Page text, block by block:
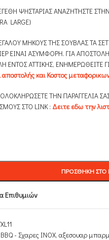
ΨΗΣΤΑΡΙΑΣ ΑΝΑΖΗΤΗΣΤΕ
LARGE)
ΜΗΚΟΥΣ ΤΗΣ ΣΟΥΒΛΑΣ ΤΑ
ΕΙΝΑΙ ΑΣΥΜΦΟΡΗ. ΓΙΑ
ΕΝΤΟΣ ΑΤΤΙΚΗΣ, ΕΝΗΜΕΡΩΘΕΙΤΕ
αποστολής και Κοστος
ΤΗΝ ΠΑΡΑΓΓΕΛΙΑ
ΣΤΟ LINK : Δειτε εδω την
ΠΡΟΣΘΉΚΗ ΣΤΟ
Επιθυμιών
- Σχαρες INOX, αξεσουαρ